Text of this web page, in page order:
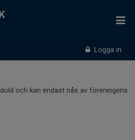
Logga in
och kan endast nås av föreningens